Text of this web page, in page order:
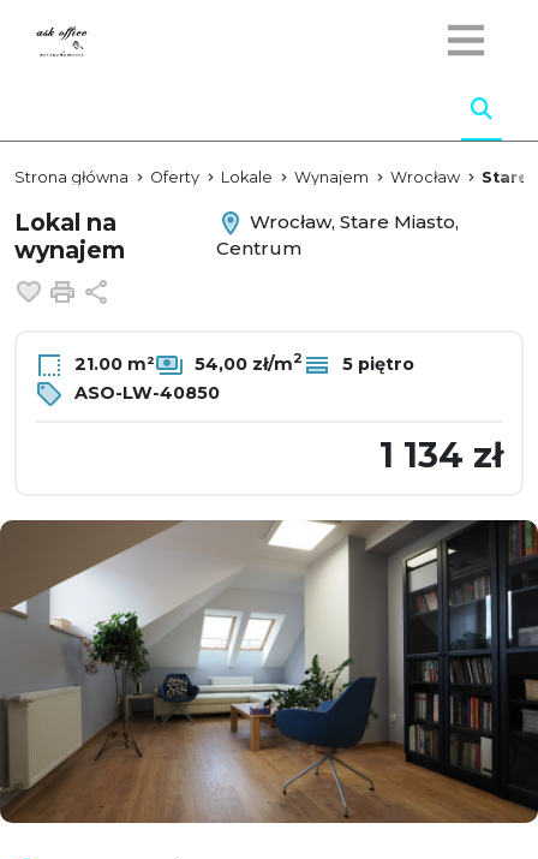
Strona główna Oferty Lokale Wynajem Wrocław Stare
Lokal na
wynajem
Wrocław, Stare Miasto,
Centrum
Dodaj do ulubionych
Drukuj
21.00 m² 54,00 zł/m2
5 piętro
ASO-LW-40850
1 134 zł